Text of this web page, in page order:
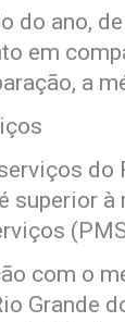
do ano,
em
a
do
superior à
com o
Grande